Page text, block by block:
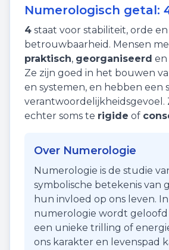
Numerologisch getal:
4 staat voor stabiliteit, orde en
betrouwbaarheid . Mensen
praktisch, georganiseerd en
Ze zijn goed in het bouwen
en systemen, en hebben een
verantwoordelijkheidsgevoel.
echter soms te rigide of
Over Numerologie
Numerologie is de studie
symbolische betekenis van
hun invloed op ons leven.
numerologie wordt geloofd
een unieke trilling of
ons karakter en levenspad